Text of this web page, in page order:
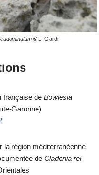
©L. Giardi
française de Bowlesia
Garonne)
la région méditerranéenne
de Cladonia rei